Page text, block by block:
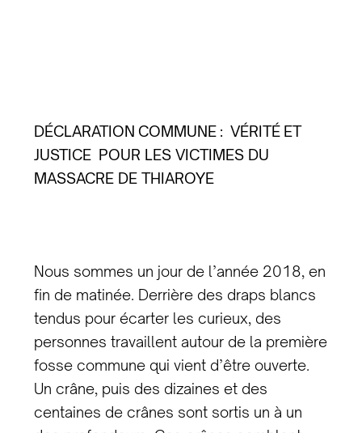
DÉCLARATION COMMUNE : VÉRITÉ ET
JUSTICE POUR LES VICTIMES DU
MASSACRE DE THIAROYE
Nous sommes un jour de l’année 2018, en
fin de matinée. Derrière des draps blancs
tendus pour écarter les curieux, des
personnes travaillent autour de la première
fosse commune qui vient d’être ouverte.
Un crâne, puis des dizaines et des
centaines de crânes sont sortis un à un